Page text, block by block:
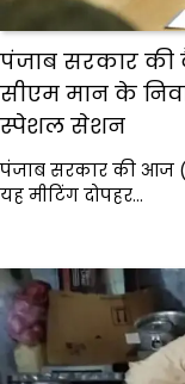
पंजाब सरकार की
सीएम मान के
स्पेशल सेशन
पंजाब सरकार की आज
यह मीटिंग दोपहर…